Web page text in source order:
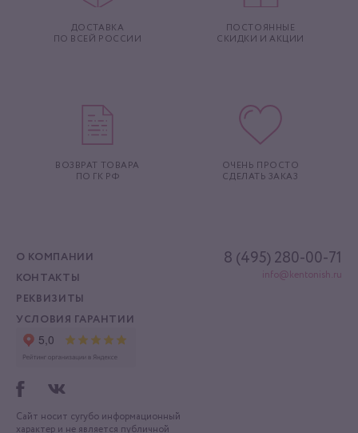
ДОСТАВКА
ПО ВСЕЙ РОССИИ
ПОСТОЯННЫЕ
СКИДКИ И АКЦИИ
ВОЗВРАТ ТОВАРА
ПО ГК РФ
ОЧЕНЬ ПРОСТО
СДЕЛАТЬ ЗАКАЗ
Сайт носит сугубо информационный
характер и не является публичной
О КОМПАНИИ
КОНТАКТЫ
РЕКВИЗИТЫ
УСЛОВИЯ ГАРАНТИИ
8 (495) 280-00-71
info@kentonish.ru